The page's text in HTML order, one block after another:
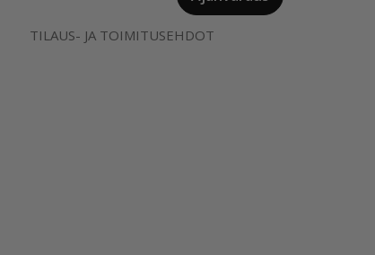
TILAUS- JA TOIMITUSEHDOT